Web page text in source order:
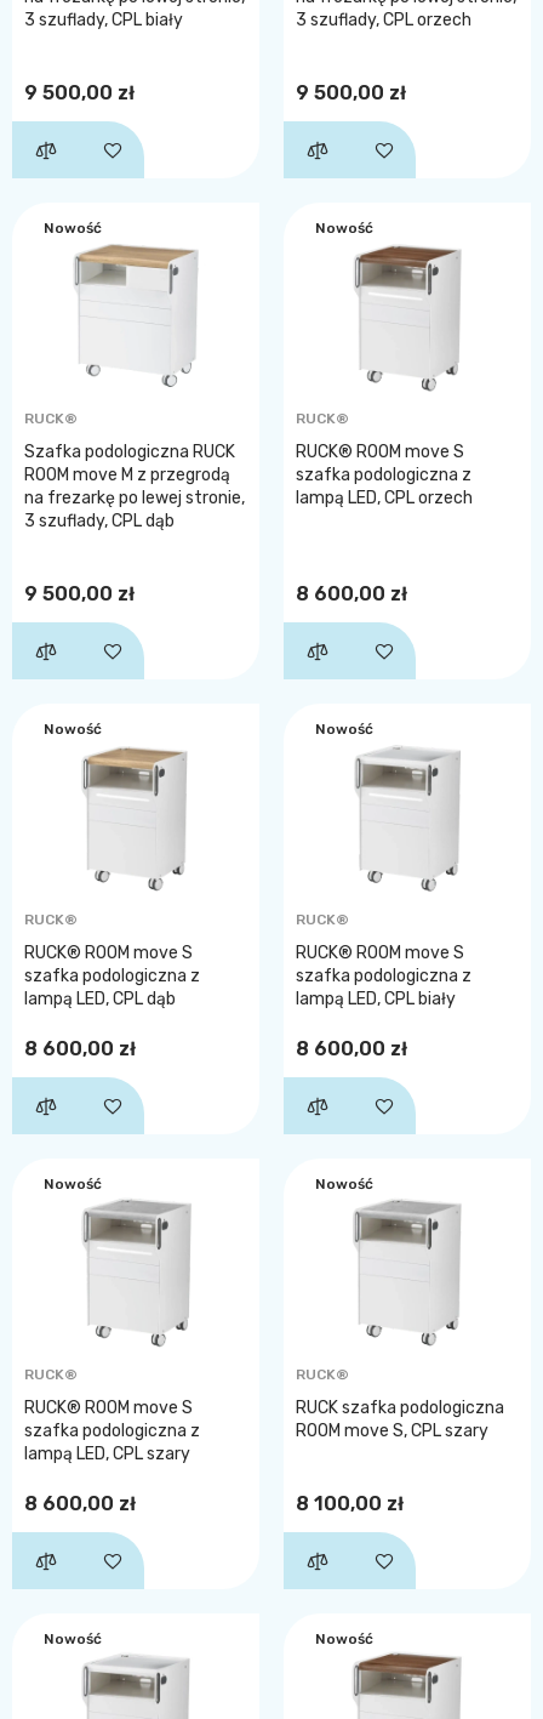
3 szuflady, CPL biały
9 500,00 zł
3 szuflady, CPL orzech
9 500,00 zł
Nowość
RUCK®
Szafka podologiczna RUCK
ROOM move M z przegrodą
na frezarkę po lewej stronie,
3 szuflady, CPL dąb
9 500,00 zł
Nowość
RUCK®
RUCK® ROOM move S
szafka podologiczna z
lampą LED, CPL orzech
8 600,00 zł
Nowość
RUCK®
RUCK® ROOM move S
szafka podologiczna z
lampą LED, CPL dąb
8 600,00 zł
Nowość
RUCK®
RUCK® ROOM move S
szafka podologiczna z
lampą LED, CPL biały
8 600,00 zł
Nowość
RUCK®
RUCK® ROOM move S
szafka podologiczna z
lampą LED, CPL szary
8 600,00 zł
Nowość
RUCK®
RUCK szafka podologiczna
ROOM move S, CPL szary
8 100,00 zł
Nowość Nowość